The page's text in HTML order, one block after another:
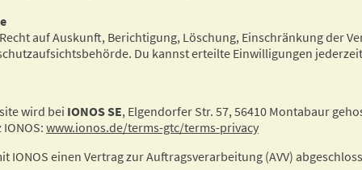
auf Auskunft, Berichtigung, Löschung, Einschränkung der
Du kannst erteilte Einwilligungen
wird bei IONOS SE, Elgendorfer Str. 57, 56410 Montabaur
www.ionos.de/terms-gtc/terms-privacy
IONOS einen Vertrag zur Auftragsverarbeitung (AVV)